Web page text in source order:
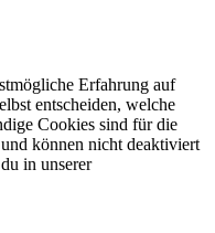
Erfahrung auf
entscheiden, welche
Cookies sind für die
können nicht deaktiviert
in unserer